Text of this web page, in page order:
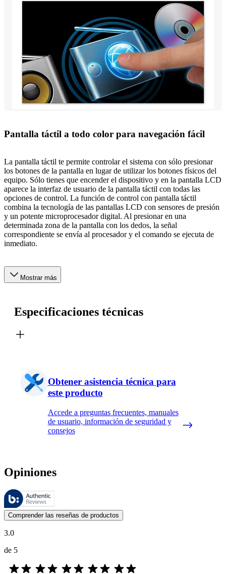
Pantalla táctil a todo color para navegación fácil
La pantalla táctil te permite controlar el sistema con sólo presionar
los botones de la pantalla en lugar de utilizar los botones físicos del
equipo. Sólo tienes que encender el dispositivo y en la pantalla LCD
aparece la interfaz de usuario de la pantalla táctil con todas las
opciones de control. La función de control con pantalla táctil
combina la tecnología de las pantallas LCD con sensores de presión
y un potente microprocesador digital. Al presionar en una
determinada zona de la pantalla con los dedos, la señal
correspondiente se envía al procesador y el comando se ejecuta de
inmediato.
Mostrar más
Especificaciones técnicas
Obtener asistencia técnica para
este producto
Accede a preguntas frecuentes, manuales
de usuario, información de seguridad y
consejos
Opiniones
Estas reseñas las gestiona Bazaarvoice y cumplen con la política de
Las opiniones de los clientes en forma de reseñas de productos y
Comprender las reseñas de productos
3.0
de 5